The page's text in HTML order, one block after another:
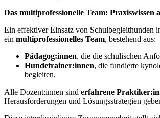
Das multiprofessionelle Team: Praxiswissen
Ein effektiver Einsatz von Schulbegleithunden
ein multiprofessionelles Team, bestehend aus:
Pädagog:innen, die die schulischen
Hundetrainer:innen, die fundierte
begleiten.
Alle Dozent:innen sind erfahrene
Herausforderungen und Lösungsstrategien